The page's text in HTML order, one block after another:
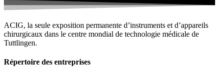
ACIG, la seule exposition permanente d’instruments et d’appareils
chirurgicaux dans le centre mondial de technologie médicale de
Tuttlingen.
Répertoire des entreprises